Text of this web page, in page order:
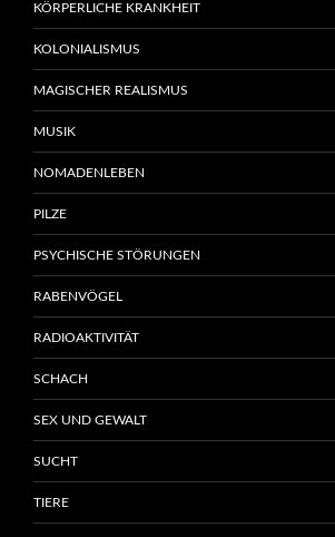
KÖRPERLICHE KRANKHEIT
KOLONIALISMUS
MAGISCHER REALISMUS
MUSIK
NOMADENLEBEN
PILZE
PSYCHISCHE STÖRUNGEN
RABENVÖGEL
RADIOAKTIVITÄT
SCHACH
SEX UND GEWALT
SUCHT
TIERE